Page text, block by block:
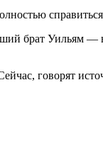
брат Уильям
говорят